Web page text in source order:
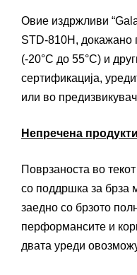
Овие издржливи
STD-810H, докажано
(-20°C до 55°C) и
сертификација,
или во
Непречена
Поврзаноста во
со поддршка за брза
заедно со брзото
перформансите и
двата уреди